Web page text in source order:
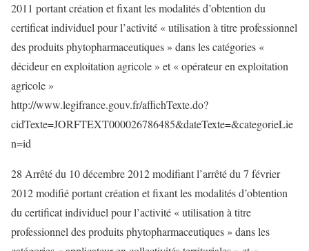
2011 portant création et fixant les modalités d’obtention du
certificat individuel pour l’activité « utilisation à titre professionnel
des produits phytopharmaceutiques » dans les catégories «
décideur en exploitation agricole » et « opérateur en exploitation
agricole »
http://www.legifrance.gouv.fr/affichTexte.do?
cidTexte=JORFTEXT000026786485&dateTexte=&categorieLie
n=id
28 Arrêté du 10 décembre 2012 modifiant l’arrêté du 7 février
2012 modifié portant création et fixant les modalités d’obtention
du certificat individuel pour l’activité « utilisation à titre
professionnel des produits phytopharmaceutiques » dans les